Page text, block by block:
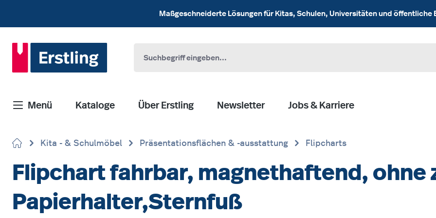
Maßgeschneiderte Lösungen für Kitas, Schulen, Universitäten und öffentliche
Menü Kataloge Über Erstling Newsletter Jobs & Karriere
Kita - & Schulmöbel Präsentationsflächen & -ausstattung Flipcharts
Flipchart fahrbar, magnethaftend, ohne
Papierhalter,Sternfuß